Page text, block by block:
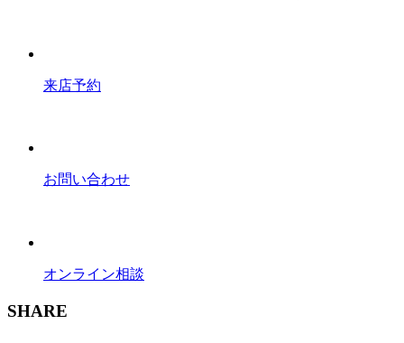
来店予約
お問い合わせ
オンライン相談
SHARE